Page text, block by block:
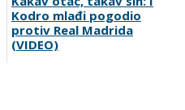
glave prije utakmice na SP-
u u Zagrebu?